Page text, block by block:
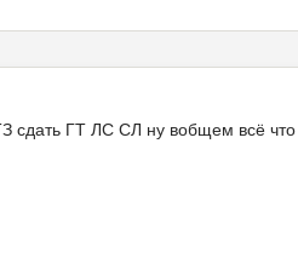
сдать ГТ ЛС СЛ ну вобщем всё что